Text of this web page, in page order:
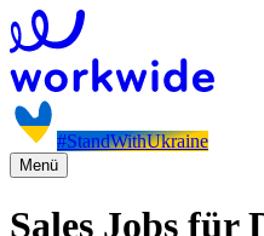
#StandWithUkraine
Menü
Sales Jobs für